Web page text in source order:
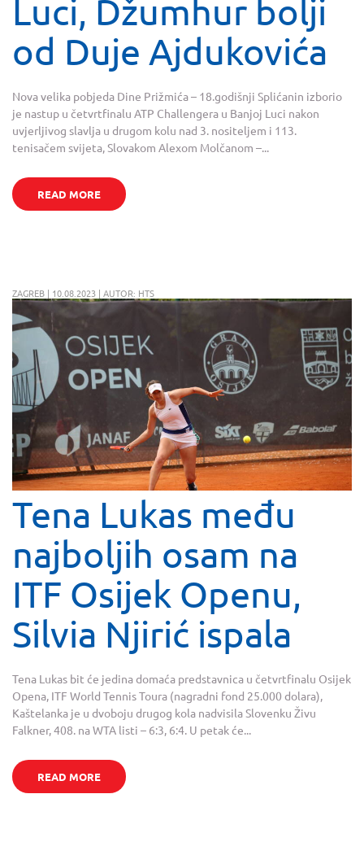
Luci, Džumhur bolji
od Duje Ajdukovića
Nova velika pobjeda Dine Prižmića – 18.godišnji Splićanin izborio
je nastup u četvrtfinalu ATP Challengera u Banjoj Luci nakon
uvjerljivog slavlja u drugom kolu nad 3. nositeljem i 113.
tenisačem svijeta, Slovakom Alexom Molčanom –...
READ MORE
ZAGREB | 10.08.2023 | AUTOR: HTS
Tena Lukas među
najboljih osam na
ITF Osijek Openu,
Silvia Njirić ispala
Tena Lukas bit će jedina domaća predstavnica u četvrtfinalu Osijek
Opena, ITF World Tennis Toura (nagradni fond 25.000 dolara),
Kaštelanka je u dvoboju drugog kola nadvisila Slovenku Živu
Falkner, 408. na WTA listi – 6:3, 6:4. U petak će...
READ MORE